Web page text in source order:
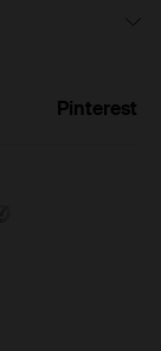
Pinterest